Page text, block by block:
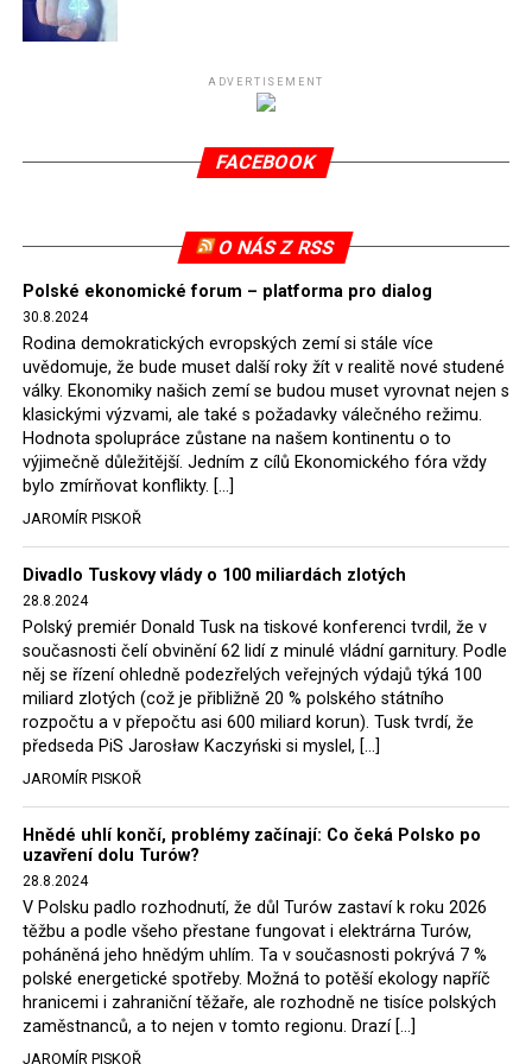
Připomeňme, že ukončení těžby hnědého uhlí pro
(SDEU) v souvislosti se stížnostmi českých samospráv
verdiktem španělské soudkyně Rosario Silva de Lapureta
tomuto rozhodnutí nevyhověla, proto na žádost
2022, než byl tento případ z důvodu uzavření dohody
Polska s Českou republikou o odstranění příčin sporu o
důl Turów vymazán z rejstříku tribunálu. Celkem si
Polsko nechalo z přiznaných evropských fondů odečíst
asi 70 milionů eur na pokutách a 45 milionů eur
zaplatilo jako odškodnění České republice – ale jak důl,
tak elektrárna nadále fungovaly. Už tehdy zástupci
tehdejší opozice a dnes vládnoucí koalice, jako
místopředseda Občanské platformy (PO) Rafał
Hołownia, přímo řekli, že by se polská vláda měla
tomuto rozhodnutí podřídit.
Rozhodnutí polského ministra spravedlnosti jistě potěší
německé, české a polské ekology, ale i těžaře. Je těžké si
představit, že by o takové věci rozhodoval sám ministr
Bodnar. Musel získat politický souhlas vládnoucí koalice.
Stále jsou totiž platné argumenty Morawieckého vlády,
že důl i elektrárna jsou – kromě zabezpečování cca 7 %
polského energetického mixu – klíčovými podniky, spolu
se svými dceřinými společnostmi zaměstnávají cca pět
tisíc lidí. Navíc s činností dolu a elektrárny nepřímo
souvisí dalších několik desítek tisíc pracovních míst v
regionu. Zelená politika ale opět zvítězila.
Rozhodnutí polského ministra spravedlnosti jistě potěší
německé, české a polské ekology, kteří žalobu u
ADVERTISEMENT
FACEBOOK
O NÁS Z RSS
Polské ekonomické forum – platforma pro dialog
30.8.2024
Rodina demokratických evropských zemí si stále více
uvědomuje, že bude muset další roky žít v realitě nové studené
války. Ekonomiky našich zemí se budou muset vyrovnat nejen s
klasickými výzvami, ale také s požadavky válečného režimu.
Hodnota spolupráce zůstane na našem kontinentu o to
výjimečně důležitější. Jedním z cílů Ekonomického fóra vždy
bylo zmírňovat konflikty. […]
JAROMÍR PISKOŘ
Divadlo Tuskovy vlády o 100 miliardách zlotých
28.8.2024
Polský premiér Donald Tusk na tiskové konferenci tvrdil, že v
současnosti čelí obvinění 62 lidí z minulé vládní garnitury. Podle
něj se řízení ohledně podezřelých veřejných výdajů týká 100
miliard zlotých (což je přibližně 20 % polského státního
rozpočtu a v přepočtu asi 600 miliard korun). Tusk tvrdí, že
předseda PiS Jarosław Kaczyński si myslel, […]
JAROMÍR PISKOŘ
Hnědé uhlí končí, problémy začínají: Co čeká Polsko po
uzavření dolu Turów?
28.8.2024
V Polsku padlo rozhodnutí, že důl Turów zastaví k roku 2026
těžbu a podle všeho přestane fungovat i elektrárna Turów,
poháněná jeho hnědým uhlím. Ta v současnosti pokrývá 7 %
polské energetické spotřeby. Možná to potěší ekology napříč
hranicemi i zahraniční těžaře, ale rozhodně ne tisíce polských
zaměstnanců, a to nejen v tomto regionu. Drazí […]
JAROMÍR PISKOŘ